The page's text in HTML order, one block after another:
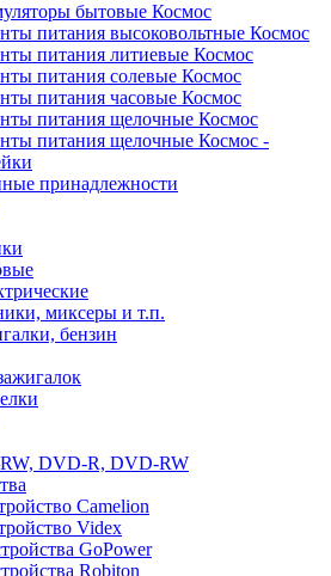
бытовые Космос
питания высоковольтные Космос
питания литиевые Космос
питания солевые Космос
питания часовые Космос
питания щелочные Космос
питания щелочные Космос -
принадлежности
миксеры и т.п.
бензин
DVD-R, DVD-RW
Camelion
Videx
GoPower
Robiton